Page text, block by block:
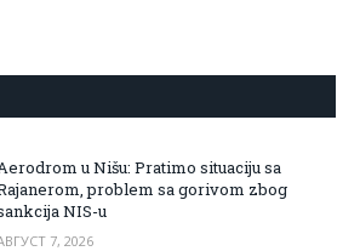
u Nišu: Pratimo situaciju sa
problem sa gorivom zbog
NIS-u
7, 2026